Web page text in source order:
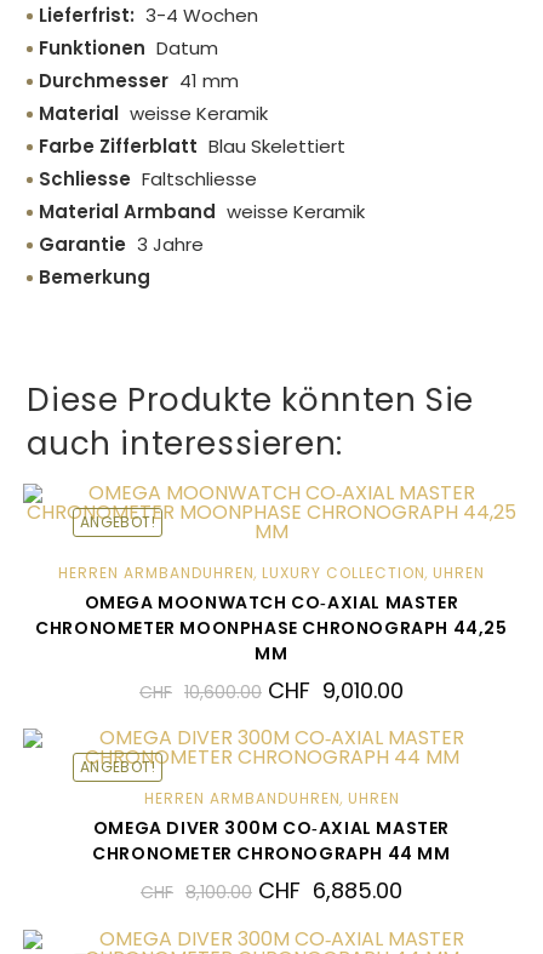
Lieferfrist: 3-4 Wochen
Funktionen Datum
Durchmesser 41 mm
Material weisse Keramik
Farbe Zifferblatt Blau Skelettiert
Schliesse Faltschliesse
Material Armband weisse Keramik
Garantie 3 Jahre
Bemerkung
Diese Produkte könnten Sie
auch interessieren:
ANGEBOT!
HERREN ARMBANDUHREN, LUXURY COLLECTION, UHREN
OMEGA MOONWATCH CO‑AXIAL MASTER
CHRONOMETER MOONPHASE CHRONOGRAPH 44,25
MM
CHF 10,600.00 CHF 9,010.00
ANGEBOT!
HERREN ARMBANDUHREN, UHREN
OMEGA DIVER 300M CO‑AXIAL MASTER
CHRONOMETER CHRONOGRAPH 44 MM
CHF 8,100.00 CHF 6,885.00